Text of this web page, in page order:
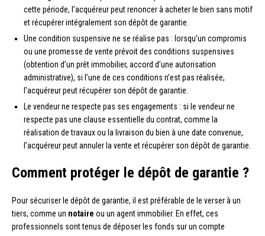
cette période, l’acquéreur peut renoncer à acheter le bien sans motif
et récupérer intégralement son dépôt de garantie.
Une condition suspensive ne se réalise pas : lorsqu’un compromis
ou une promesse de vente prévoit des conditions suspensives
(obtention d’un prêt immobilier, accord d’une autorisation
administrative), si l’une de ces conditions n’est pas réalisée,
l’acquéreur peut récupérer son dépôt de garantie.
Le vendeur ne respecte pas ses engagements : si le vendeur ne
respecte pas une clause essentielle du contrat, comme la
réalisation de travaux ou la livraison du bien à une date convenue,
l’acquéreur peut annuler la vente et récupérer son dépôt de garantie.
Comment protéger le dépôt de garantie ?
Pour sécuriser le dépôt de garantie, il est préférable de le verser à un
tiers, comme un notaire ou un agent immobilier. En effet, ces
professionnels sont tenus de déposer les fonds sur un compte